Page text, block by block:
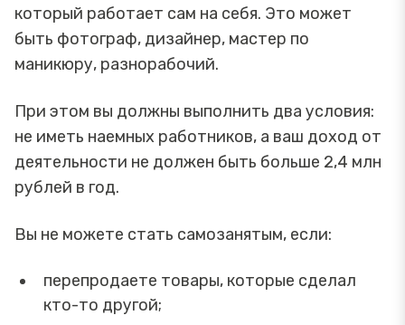
который работает сам на себя. Это может
быть фотограф, дизайнер, мастер по
маникюру, разнорабочий.
При этом вы должны выполнить два условия:
не иметь наемных работников, а ваш доход от
деятельности не должен быть больше 2,4 млн
рублей в год.
Вы не можете стать самозанятым, если:
перепродаете товары, которые сделал
кто-то другой;